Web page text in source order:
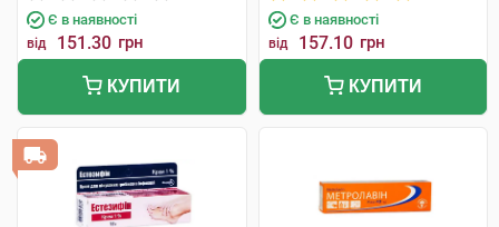
Є в наявності
від 151.30 грн
КУПИТИ
Є в наявності
від 157.10 грн
КУПИТИ